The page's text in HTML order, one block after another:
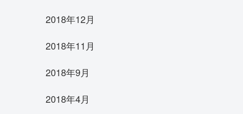
2018年12月
2018年11月
2018年9月
2018年4月